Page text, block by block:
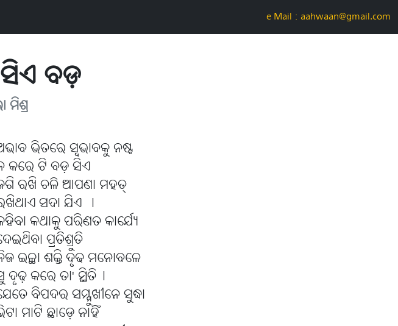
e-Mail : aahwaan@gmail.com
ବଡ଼
ମିଶ୍ର
ଭିତରେ ସ୍ବଭାବକୁ ନଷ୍ଟ
କରେ ଟି ବଡ଼ ସିଏ
ରଖି ଚଳି ଆପଣା ମହତ୍
ସଦା ଯିଏ ।
କଥାକୁ ପରିଣତ କାର୍ଯ୍ୟେ
ପ୍ରତିଶ୍ରୁତି
ଇଚ୍ଛା ଶକ୍ତି ଦୃଢ ମନୋବଳେ
ଦୃଢ଼ କରେ ତା' ସ୍ଥିତି।
ବିପଦର ସମ୍ମୁଖୀନେ ସୁଦ୍ଧା
ମାଟି ଛାଡ଼େ ନାହିଁ